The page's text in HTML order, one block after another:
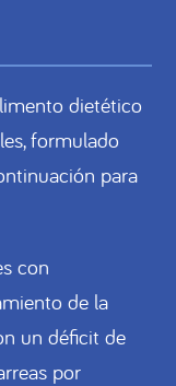
dietético
formulado
para
con
de la
un déficit de
por